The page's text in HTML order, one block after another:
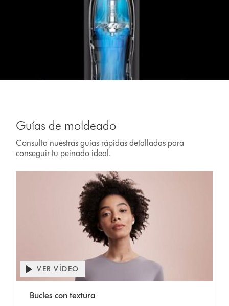
Guías de moldeado
Consulta nuestras guías rápidas detalladas para
conseguir tu peinado ideal.
VER VÍDEO
Bucles con textura